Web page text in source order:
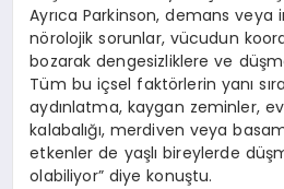
Ayrıca Parkinson, demans veya
nörolojik sorunlar, vücudun
bozarak dengesizliklere ve
Tüm bu içsel faktörlerin yanı
aydınlatma, kaygan zeminler,
kalabalığı, merdiven veya
etkenler de yaşlı bireylerde
olabiliyor” diye konuştu.